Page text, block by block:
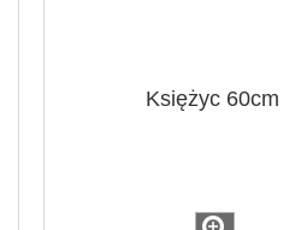
Księżyc 60cm